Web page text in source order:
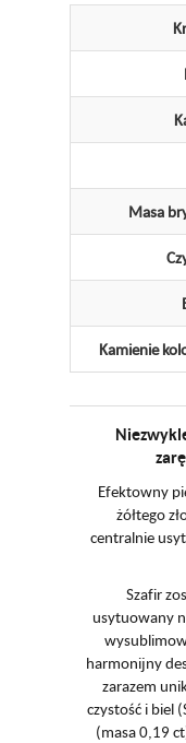
Masa
Kamienie
Efektowny
żółtego
centralnie
Szafir
usytuowany
harmonijny
zarazem
czystość i biel
(masa 0,19